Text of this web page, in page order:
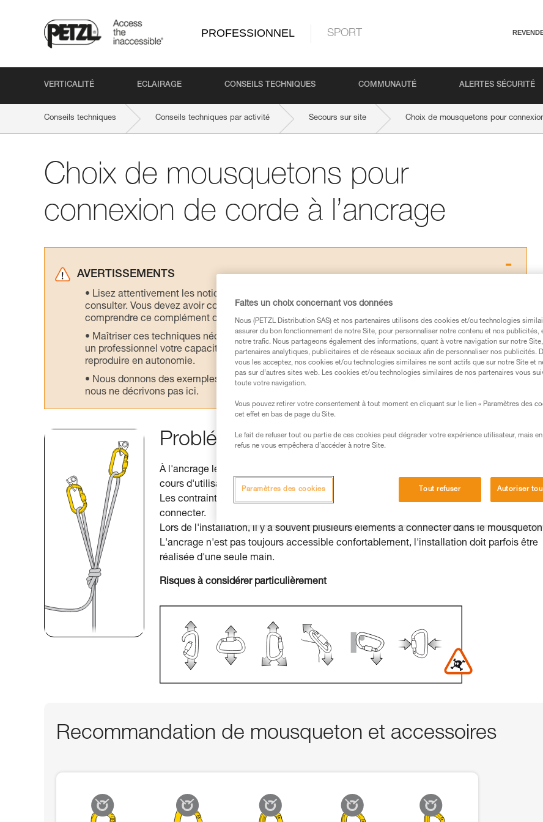
PROFESSIONNEL SPORT
VERTICALITÉ ECLAIRAGE CONSEILS TECHNIQUES COMMUNAUTÉ ALERTES SÉCURITÉ
Conseils techniques Conseils techniques par activité Secours sur site Choix de mousquetons pour
Choix de mousquetons pour
connexion de corde à l’ancrage
AVERTISSEMENTS
Lisez attentivement les notices techniques des produits utilisés dans ce conseil avant de le
consulter. Vous devez avoir compris les informations de la notice technique pour pouvoir
comprendre ce complément d’informations.
Maîtriser ces techniques nécessite une formation et un entraînement spécifique. Validez avec
un professionnel votre capacité à refaire la manipulation, seul, en toute sécurité, avant de la
reproduire en autonomie.
Nous donnons des exemples de techniques liées à votre activité. Il peut en exister d’autres que
nous ne décrivons pas ici.
Problématique et risques principaux
À l'ancrage le mousqueton va rester en place pendant une longue durée, la surveillance
cours d'utilisation est difficile ou irrégulière.
Les contraintes et besoins diffèrent en fonction des situations et des équipements à
connecter.
Lors de l'installation, il y a souvent plusieurs éléments à connecter dans le
L'ancrage n'est pas toujours accessible confortablement, l'installation doit parfois être
réalisée d'une seule main.
Risques à considérer particulièrement
Recommandation de mousqueton et accessoires
Faites un choix concernant vos données
Nous (PETZL Distribution SAS) et nos partenaires utilisons des cookies et/ou technologies
assurer du bon fonctionnement de notre Site, pour personnaliser notre contenu et nos publicités,
notre trafic. Nous partageons également des informations, quant à votre navigation sur notre
partenaires analytiques, publicitaires et de réseaux sociaux afin de personnaliser nos publicités.
vous les acceptez, nos cookies et/ou technologies similaires ne sont actifs que sur notre Site et
pas sur d’autres sites web. Les cookies et/ou technologies similaires de nos partenaires vous
toute votre navigation.
Vous pouvez retirer votre consentement à tout moment en cliquant sur le lien « Paramètres des
cet effet en bas de page du Site.
Le fait de refuser tout ou partie de ces cookies peut dégrader votre expérience utilisateur, mais en
refus ne vous empêchera d’accéder à notre Site.
Tout refuser Autoriser
Paramètres des cookies